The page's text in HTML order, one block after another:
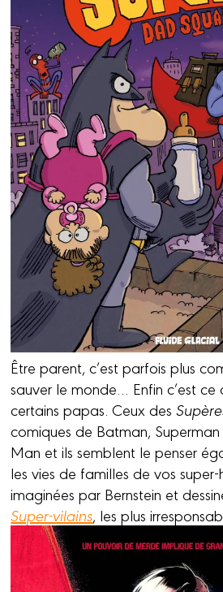
Être parent, c’est parfois plus
sauver le monde… Enfin c’est
certains papas. Ceux des
comiques de Batman,
Man et ils semblent le penser
les vies de familles de vos super-
imaginées par Bernstein et
Super-vilains, les plus